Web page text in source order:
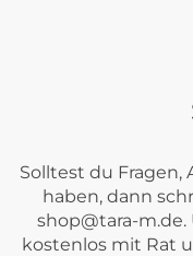
Solltest du
haben, dann
shop@tara-m.de.
kostenlos mit Rat